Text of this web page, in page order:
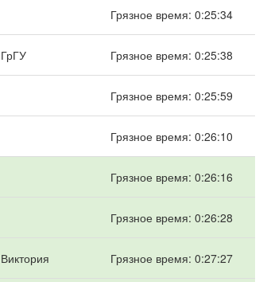
Грязное время: 0:25:34
ГрГУ Грязное время: 0:25:38
Грязное время: 0:25:59
Грязное время: 0:26:10
Грязное время: 0:26:16
Грязное время: 0:26:28
Виктория Грязное время: 0:27:27